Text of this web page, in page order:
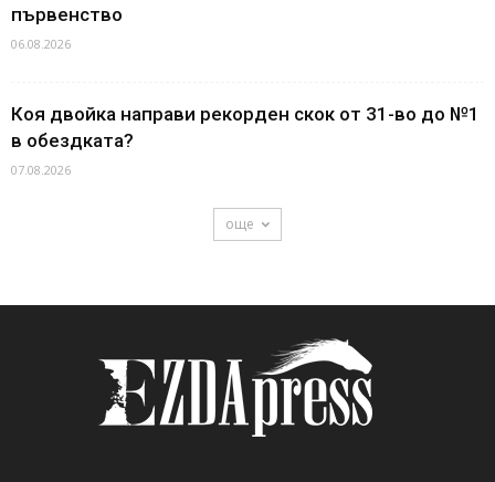
първенство
06.08.2026
Коя двойка направи рекорден скок от 31-во до №1
в обездката?
07.08.2026
още